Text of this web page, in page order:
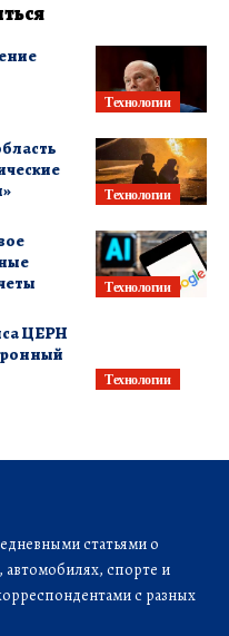
Технологии
Технологии
Технологии
Технологии
ЦЕРН
статьями о
спорте и
с разных